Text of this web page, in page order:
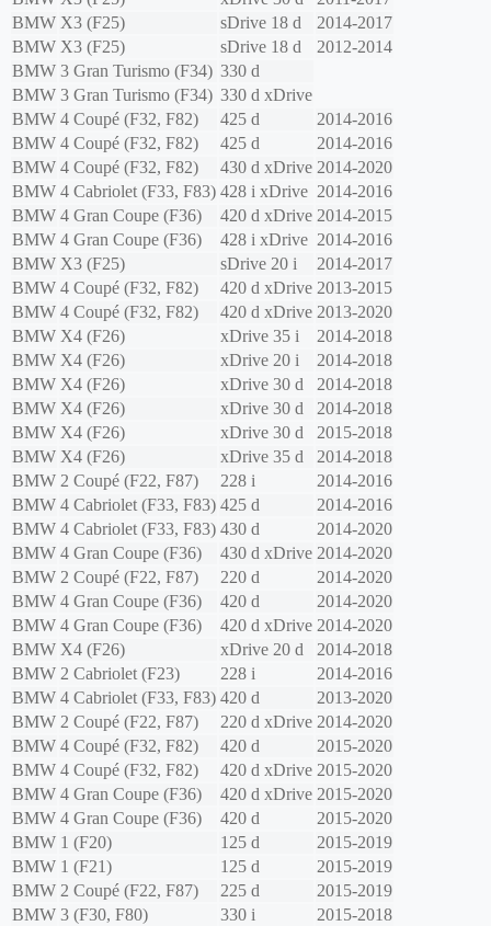
BMW X3 (F25) sDrive 18 d
2014-2017
BMW X3 (F25) sDrive 18 d
2012-2014
BMW 3 Gran Turismo (F34) 330 d
BMW 3 Gran Turismo (F34) 330 d xDrive
BMW 4 Coupé (F32, F82) 425 d
2014-2016
BMW 4 Coupé (F32, F82) 425 d
2014-2016
BMW 4 Coupé (F32, F82) 430 d xDrive 2014-2020
BMW 4 Cabriolet (F33, F83) 428 i xDrive 2014-2016
BMW 4 Gran Coupe (F36) 420 d xDrive 2014-2015
BMW 4 Gran Coupe (F36) 428 i xDrive 2014-2016
BMW X3 (F25) sDrive 20 i
2014-2017
BMW 4 Coupé (F32, F82) 420 d xDrive 2013-2015
BMW 4 Coupé (F32, F82) 420 d xDrive 2013-2020
BMW X4 (F26) xDrive 35 i
2014-2018
BMW X4 (F26) xDrive 20 i
2014-2018
BMW X4 (F26) xDrive 30 d
2014-2018
BMW X4 (F26) xDrive 30 d
2014-2018
BMW X4 (F26) xDrive 30 d
2015-2018
BMW X4 (F26) xDrive 35 d
2014-2018
BMW 2 Coupé (F22, F87) 228 i
2014-2016
BMW 4 Cabriolet (F33, F83) 425 d
2014-2016
BMW 4 Cabriolet (F33, F83) 430 d
2014-2020
BMW 4 Gran Coupe (F36) 430 d xDrive 2014-2020
BMW 2 Coupé (F22, F87) 220 d
2014-2020
BMW 4 Gran Coupe (F36) 420 d
2014-2020
BMW 4 Gran Coupe (F36) 420 d xDrive 2014-2020
BMW X4 (F26) xDrive 20 d
2014-2018
BMW 2 Cabriolet (F23) 228 i
2014-2016
BMW 4 Cabriolet (F33, F83) 420 d
2013-2020
BMW 2 Coupé (F22, F87) 220 d xDrive 2014-2020
BMW 4 Coupé (F32, F82) 420 d
2015-2020
BMW 4 Coupé (F32, F82) 420 d xDrive 2015-2020
BMW 4 Gran Coupe (F36) 420 d xDrive 2015-2020
BMW 4 Gran Coupe (F36) 420 d
2015-2020
BMW 1 (F20) 125 d
2015-2019
BMW 1 (F21) 125 d
2015-2019
BMW 2 Coupé (F22, F87) 225 d
2015-2019
BMW 3 (F30, F80) 330 i
2015-2018